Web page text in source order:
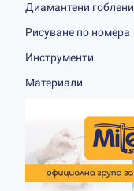
Диамантени гоблени
Рисуване по номера
Инструменти
Материали